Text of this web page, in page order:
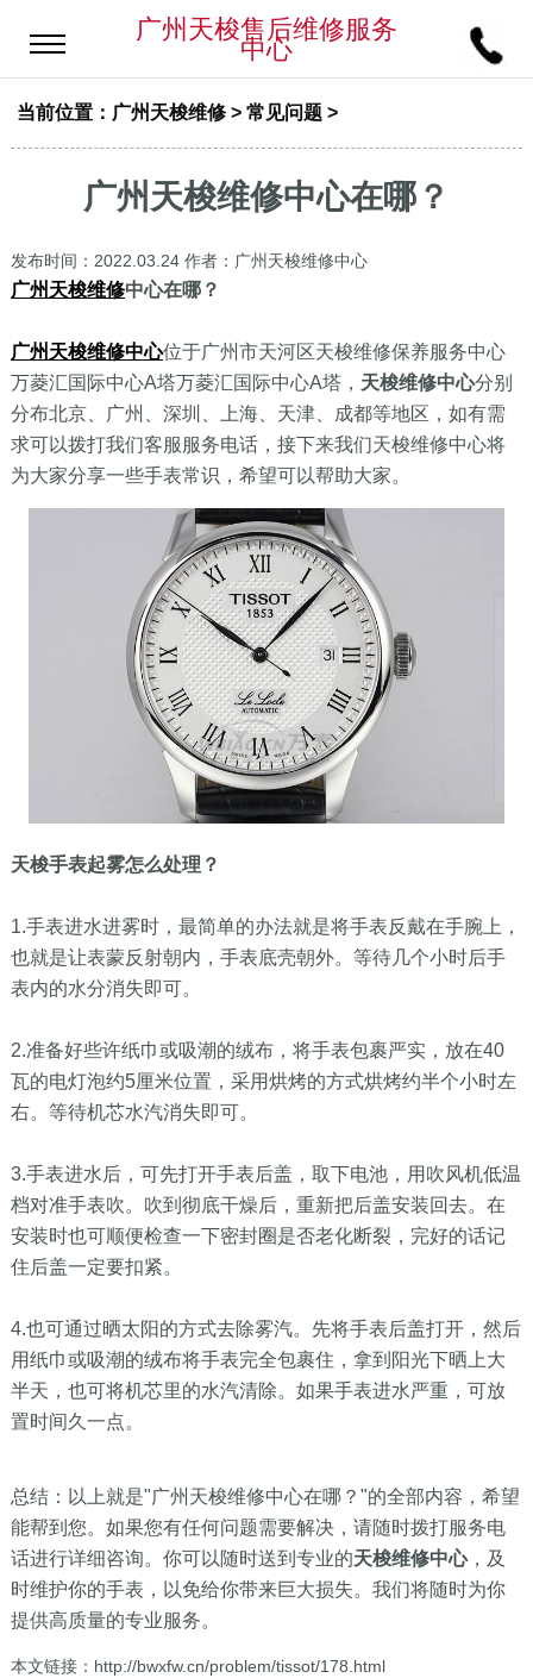
广州天梭售后维修服务
中心
当前位置： 广州天梭维修> 常见问题>
广州天梭维修中心在哪？
发布时间：2022.03.24 作者：广州天梭维修中心
广州天梭维修中心在哪？
广州天梭维修中心位于广州市天河区天梭维修保养服务中心
万菱汇国际中心A塔万菱汇国际中心A塔， 天梭维修中心分别
分布北京、广州、深圳、上海、天津、成都等地区，如有需
求可以拨打我们客服服务电话，接下来我们天梭维修中心将
为大家分享一些手表常识，希望可以帮助大家。
天梭手表起雾怎么处理？
1.手表进水进雾时，最简单的办法就是将手表反戴在手腕上，
也就是让表蒙反射朝内，手表底壳朝外。等待几个小时后手
表内的水分消失即可。
2.准备好些许纸巾或吸潮的绒布，将手表包裹严实，放在40
瓦的电灯泡约5厘米位置，采用烘烤的方式烘烤约半个小时左
右。等待机芯水汽消失即可。
3.手表进水后，可先打开手表后盖，取下电池，用吹风机低温
档对准手表吹。吹到彻底干燥后，重新把后盖安装回去。在
安装时也可顺便检查一下密封圈是否老化断裂，完好的话记
住后盖一定要扣紧。
4.也可通过晒太阳的方式去除雾汽。先将手表后盖打开，然后
用纸巾或吸潮的绒布将手表完全包裹住，拿到阳光下晒上大
半天，也可将机芯里的水汽清除。如果手表进水严重，可放
置时间久一点。
总结：以上就是"广州天梭维修中心在哪？"的全部内容，希望
能帮到您。如果您有任何问题需要解决，请随时拨打服务电
话进行详细咨询。你可以随时送到专业的天梭维修中心，及
时维护你的手表，以免给你带来巨大损失。我们将随时为你
提供高质量的专业服务。
本文链接：http://bwxfw.cn/problem/tissot/178.html